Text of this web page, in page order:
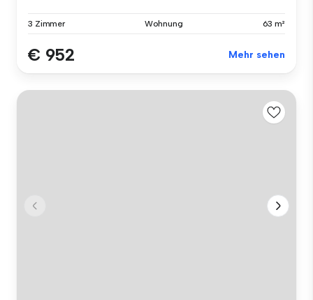
3 Zimmer Wohnung 63 m²
€ 952 Mehr sehen